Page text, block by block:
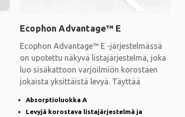
Ecophon Advantage™ E
Ecophon Advantage™ E -järjestelmässä
on upotettu näkyvä listajärjestelmä, joka
luo sisäkattoon varjoilmiön korostaen
jokaista yksittäistä levyä. Täyttää
Absorptioluokka A
Levyjä korostava listajärjestelmä ja